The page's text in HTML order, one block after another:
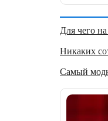
Для чего
Никаких
Самый